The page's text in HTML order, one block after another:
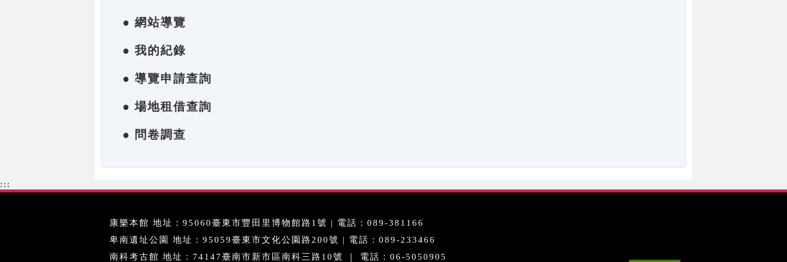
● 網站導覽
● 我的紀錄
● 導覽申請查詢
● 場地租借查詢
● 問卷調查
:::
康樂本館 地址：95060臺東市豐田里博物館路1號 | 電話：089-381166
卑南遺址公園 地址：95059臺東市文化公園路200號 | 電話：089-233466
南科考古館 地址：74147臺南市新市區南科三路10號 ｜ 電話：06-5050905